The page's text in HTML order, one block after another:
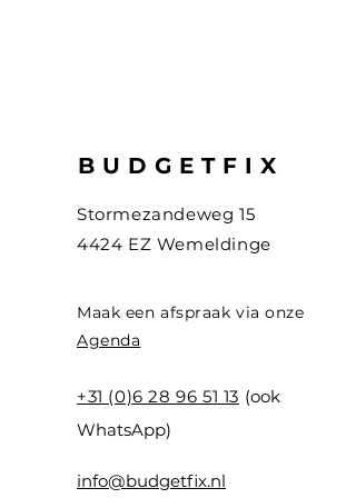
BUDGETFIX
Stormezandeweg 15
4424 EZ Wemeldinge
Maak een afspraak via onze
Agenda
+31 (0)6 28 96 51 13 (ook
WhatsApp)
info@budgetfix.nl